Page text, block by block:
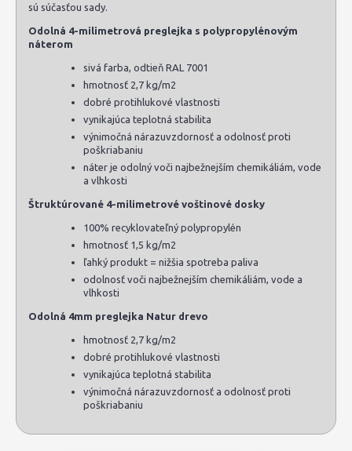
sú súčasťou sady.
Odolná 4-milimetrová preglejka s polypropylénovým
náterom
sivá farba, odtieň RAL 7001
hmotnosť 2,7 kg/m2
dobré protihlukové vlastnosti
vynikajúca teplotná stabilita
výnimočná nárazuvzdornosť a odolnosť proti
poškriabaniu
náter je odolný voči najbežnejším chemikáliám, vode
a vlhkosti
Štruktúrované 4-milimetrové voštinové dosky
100% recyklovateľný polypropylén
hmotnosť 1,5 kg/m2
ľahký produkt = nižšia spotreba paliva
odolnosť voči najbežnejším chemikáliám, vode a
vlhkosti
Odolná 4mm preglejka Natur drevo
hmotnosť 2,7 kg/m2
dobré protihlukové vlastnosti
vynikajúca teplotná stabilita
výnimočná nárazuvzdornosť a odolnosť proti
poškriabaniu